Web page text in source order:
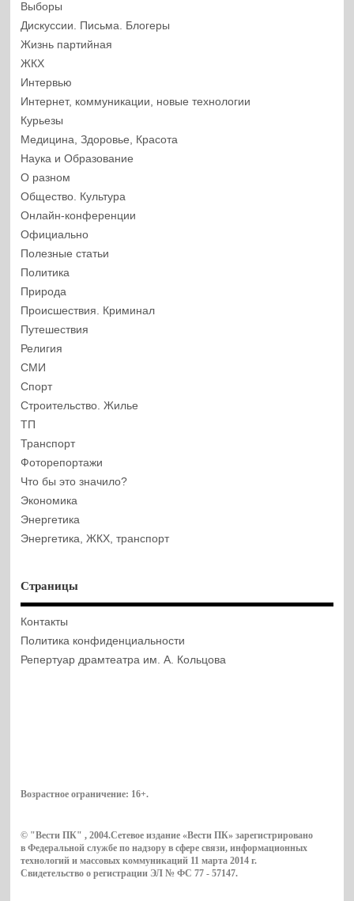
Выборы
Дискуссии. Письма. Блогеры
Жизнь партийная
ЖКХ
Интервью
Интернет, коммуникации, новые технологии
Курьезы
Медицина, Здоровье, Красота
Наука и Образование
О разном
Общество. Культура
Онлайн-конференции
Официально
Полезные статьи
Политика
Природа
Происшествия. Криминал
Путешествия
Религия
СМИ
Спорт
Строительство. Жилье
ТП
Транспорт
Фоторепортажи
Что бы это значило?
Экономика
Энергетика
Энергетика, ЖКХ, транспорт
Страницы
Контакты
Политика конфиденциальности
Репертуар драмтеатра им. А. Кольцова
Возрастное ограничение: 16+.
© "Вести ПК" , 2004.Сетевое издание «Вести ПК» зарегистрировано
в Федеральной службе по надзору в сфере связи, информационных
технологий и массовых коммуникаций 11 марта 2014 г.
Свидетельство о регистрации ЭЛ № ФС 77 - 57147.